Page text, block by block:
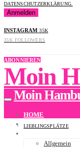
DATENSCHUTZERKLÄRUNG.
INSTAGRAM 35K
35K FOLLOWERS
ABONNIEREN
Moin
Moin
HOME
ÜBER UNS
Allgemein
LIEBLINGSPLÄTZE